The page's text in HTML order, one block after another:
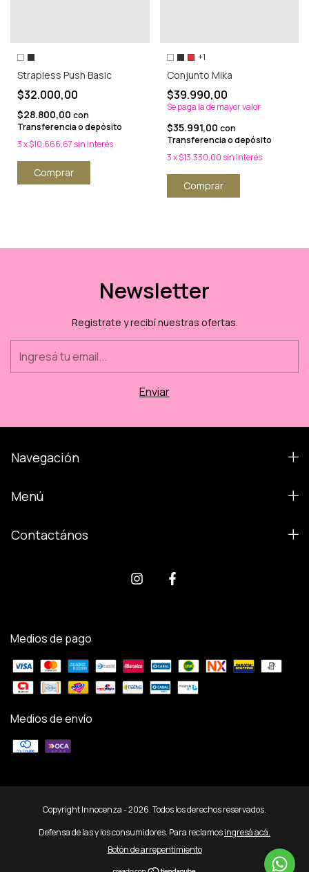
Strapless Push Basic
$32.000,00
$28.800,00 con
Transferencia o depósito
3x$10.666,67 sin interés
Comprar
+1
Conjunto Mika
$39.990,00
Se paga la de mayor valor
$35.991,00 con
Transferencia o depósito
3x$13.330,00 sin interés
Comprar
Newsletter
Registrate y recibí nuestras ofertas.
Navegación
Menú
Contactános
Medios de pago
Medios de envío
Copyright Innocenza - 2026. Todos los derechos reservados.
Defensa de las y los consumidores. Para reclamosingresá acá.
Botón de arrepentimiento